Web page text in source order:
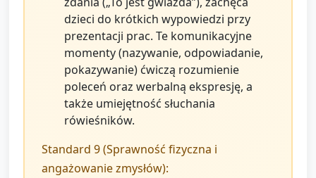
dzieci do krótkich wypowiedzi przy
prezentacji prac. Te komunikacyjne
momenty (nazywanie, odpowiadanie,
pokazywanie) ćwiczą rozumienie
poleceń oraz werbalną ekspresję, a
także umiejętność słuchania
rówieśników.
Standard 9 (Sprawność fizyczna i
angażowanie zmysłów):